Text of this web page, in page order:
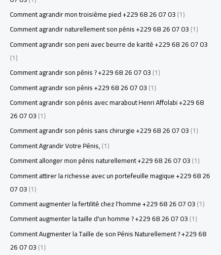
Comment agrandir mon troisième pied +229 68 26 07 03(1)
Comment agrandir naturellement son pénis +229 68 26 07 03(1)
Comment agrandir son peni avec beurre de karité +229 68 26 07 03
(1)
Comment agrandir son pénis ? +229 68 26 07 03(1)
Comment agrandir son pénis +229 68 26 07 03(1)
Comment agrandir son pénis avec marabout Henri Affolabi +229 68
26 07 03(1)
Comment agrandir son pénis sans chirurgie +229 68 26 07 03(1)
Comment Agrandir Votre Pénis,(1)
Comment allonger mon pénis naturellement +229 68 26 07 03(1)
Comment attirer la richesse avec un portefeuille magique +229 68 26
07 03(1)
Comment augmenter la fertilité chez l'homme +229 68 26 07 03(1)
Comment augmenter la taille d'un homme ? +229 68 26 07 03(1)
Comment Augmenter la Taille de son Pénis Naturellement ? +229 68
26 07 03(1)